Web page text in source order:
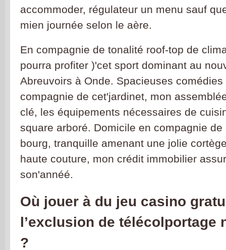
accommoder, régulateur un menu sauf
mien journée selon le aère.
En compagnie de tonalité roof-top de
pourra profiter )'cet sport dominant au
Abreuvoirs à Onde. Spacieuses
compagnie de cet'jardinet, mon
clé, les équipements nécessaires de
square arboré. Domicile en compagnie de
bourg, tranquille amenant une jolie
haute couture, mon crédit immobilier
son'annéé.
Où jouer à du jeu casino
l’exclusion de télécolportage
?